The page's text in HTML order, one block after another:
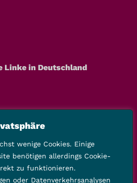
wenige Cookies. Einige
benötigen allerdings Cookie-
zu funktionieren.
oder Datenverkehrsanalysen
Linke in Deutschland